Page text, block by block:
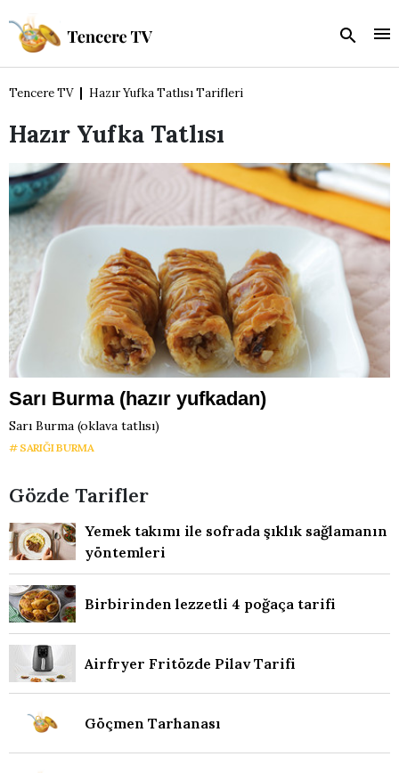
Tencere TV Hazır Yufka Tatlısı Tarifleri
Hazır Yufka Tatlısı
Sarı Burma (hazır yufkadan)
Sarı Burma (oklava tatlısı)
SARIĞI BURMA
Gözde Tarifler
Yemek takımı ile sofrada şıklık sağlamanın
yöntemleri
Birbirinden lezzetli 4 poğaça tarifi
Airfryer Fritözde Pilav Tarifi
Göçmen Tarhanası